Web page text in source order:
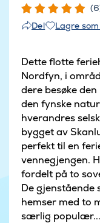
Del
Lagre
Dette flotte
Nordfyn, i
dere besøke
den fynske
hverandres
bygget av
perfekt til en
vennegjengen.
fordelt på to
De gjenstående
hemser med to
særlig populær...